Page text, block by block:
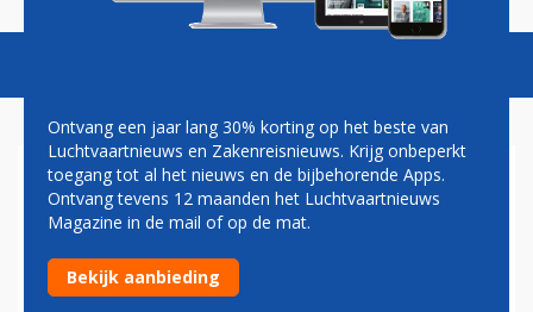
VLIEGTUIG MET
OPVARENDEN HONDIUS
LANDT OP VLIEGVELD
Ontvang een jaar lang 30% korting op het beste van
Luchtvaartnieuws en Zakenreisnieuws. Krijg onbeperkt
toegang tot al het nieuws en de bijbehorende Apps.
Ontvang tevens 12 maanden het Luchtvaartnieuws
Magazine in de mail of op de mat.
Bekijk aanbieding